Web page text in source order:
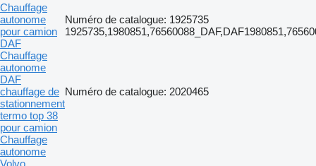
Chauffage
autonome
pour camion
DAF
Numéro de catalogue: 1925735
Chauffage
autonome
DAF
chauffage de
stationnement
termo top 38
pour camion
Numéro de catalogue: 2020465
Chauffage
autonome
Volvo